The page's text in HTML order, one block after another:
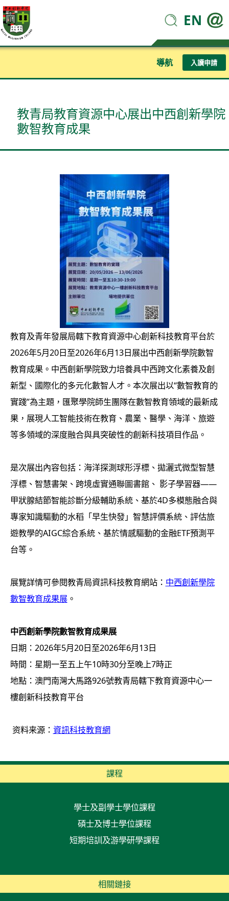
EN
導航 入讀申請
教青局教育資源中心展出中西創新學院
數智教育成果
教育及青年發展局轄下教育資源中心創新科技教育平台於
2026年5月20日至2026年6月13日展出中西創新學院數智
教育成果。中西創新學院致力培養具中西跨文化素養及創
新型、國際化的多元化數智人才。本次展出以“數智教育的
實踐”為主題，匯聚學院師生團隊在數智教育領域的最新成
果，展現人工智能技術在教育、農業、醫學、海洋、旅遊
等多領域的深度融合與具突破性的創新科技項目作品。
是次展出內容包括：海洋探測球形浮標、拋灑式微型智慧
浮標、智慧書架、跨境虛實通聯圖書館、 影子學習器——
甲狀腺結節智能診斷分級輔助系統、基於4D多模態融合與
專家知識驅動的水稻「早生快發」智慧評價系統、評估旅
遊教學的AIGC綜合系統、基於情感驅動的金融ETF預測平
台等。
展覽詳情可參閱教青局資訊科技教育網站： 中西創新學院
數智教育成果展。
中西創新學院數智教育成果展
日期：2026年5月20日至2026年6月13日
時間：星期一至五上午10時30分至晚上7時正
地點：澳門南灣大馬路926號教青局轄下教育資源中心一
樓創新科技教育平台
资料来源： 資訊科技教育網
課程
學士及副學士學位課程
碩士及博士學位課程
短期培訓及游學研學課程
相關鏈接